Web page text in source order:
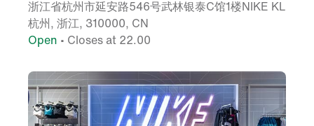
浙江省杭州市延安路546号武林银泰C馆1楼NIKE KL
杭州, 浙江, 310000, CN
Open • Closes at 22.00